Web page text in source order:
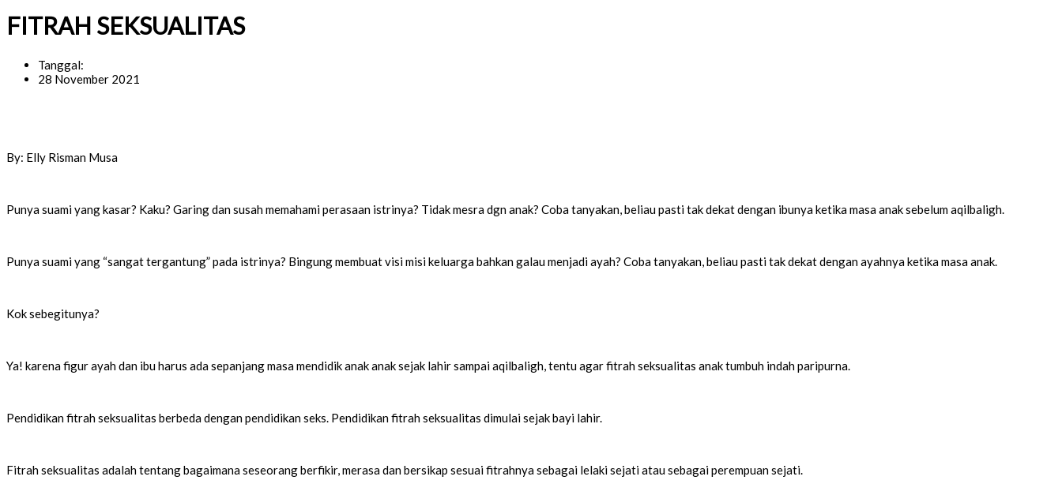
FITRAH SEKSUALITAS
Tanggal:
28 November 2021
By: Elly Risman Musa
Punya suami yang kasar? Kaku? Garing dan susah memahami perasaan istrinya? Tidak mesra dgn anak? Coba tanyakan, beliau pasti tak dekat dengan ibunya ketika masa anak sebelum aqilbaligh.
Punya suami yang “sangat tergantung” pada istrinya? Bingung membuat visi misi keluarga bahkan galau menjadi ayah? Coba tanyakan, beliau pasti tak dekat dengan ayahnya ketika masa anak.
Kok sebegitunya?
Ya! karena figur ayah dan ibu harus ada sepanjang masa mendidik anak anak sejak lahir sampai aqilbaligh, tentu agar fitrah seksualitas anak tumbuh indah paripurna.
Pendidikan fitrah seksualitas berbeda dengan pendidikan seks. Pendidikan fitrah seksualitas dimulai sejak bayi lahir.
Fitrah seksualitas adalah tentang bagaimana seseorang berfikir, merasa dan bersikap sesuai fitrahnya sebagai lelaki sejati atau sebagai perempuan sejati.